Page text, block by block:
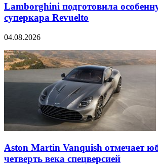
Lamborghini подготовила
суперкара Revuelto
04.08.2026
Aston Martin Vanquish отмечает
четверть века спецверсией